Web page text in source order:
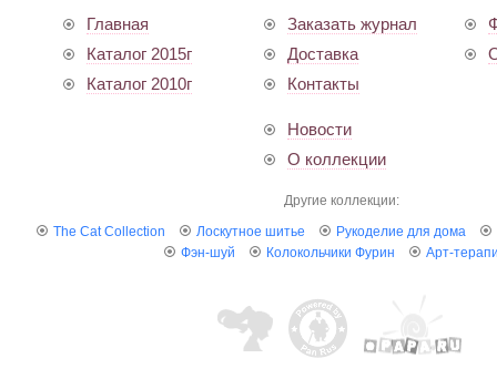
Главная
Каталог 2015г
Каталог 2010г
Заказать журнал
Доставка
Контакты
Новости
О коллекции
Другие коллекции:
The Cat Collection
Лоскутное шитье
Рукоделие для дома
Фэн-шуй
Колокольчики Фурин Арт-